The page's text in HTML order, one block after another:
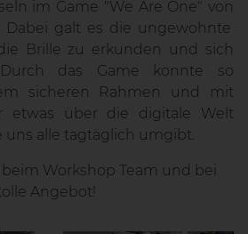
im Game "We Are One" von
Dabei galt es die ungewohnte
Brille zu erkunden und sich
Durch das Game konnte so
sicheren Rahmen und mit
etwas über die digitale Welt
alle tagtäglich umgibt.
Workshop Team und bei
Angebot!